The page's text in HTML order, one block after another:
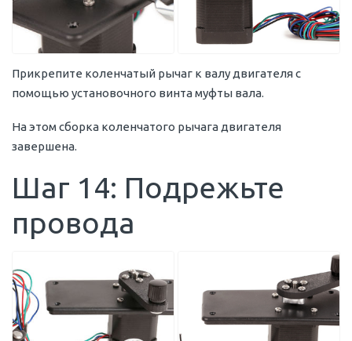
Прикрепите коленчатый рычаг к валу двигателя с
помощью установочного винта муфты вала.
На этом сборка коленчатого рычага двигателя
завершена.
Шаг 14: Подрежьте
провода